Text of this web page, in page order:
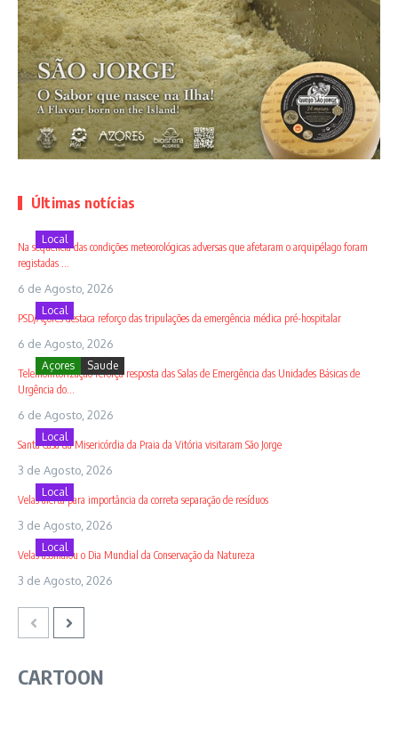
Últimas notícias
Local
Na sequência das condições meteorológicas adversas que afetaram o arquipélago foram
registadas ...
6 de Agosto, 2026
Local
PSD/Açores destaca reforço das tripulações da emergência médica pré-hospitalar
6 de Agosto, 2026
Açores Saude
Telemonitorização reforça resposta das Salas de Emergência das Unidades Básicas de
Urgência do...
6 de Agosto, 2026
Local
Santa Casa da Misericórdia da Praia da Vitória visitaram São Jorge
3 de Agosto, 2026
Local
Velas alerta para importância da correta separação de resíduos
3 de Agosto, 2026
Local
Velas assinalou o Dia Mundial da Conservação da Natureza
3 de Agosto, 2026
CARTOON